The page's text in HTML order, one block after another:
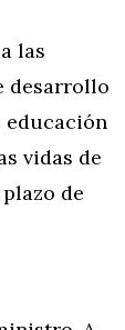
las
desarrollo
educación
vidas de
de